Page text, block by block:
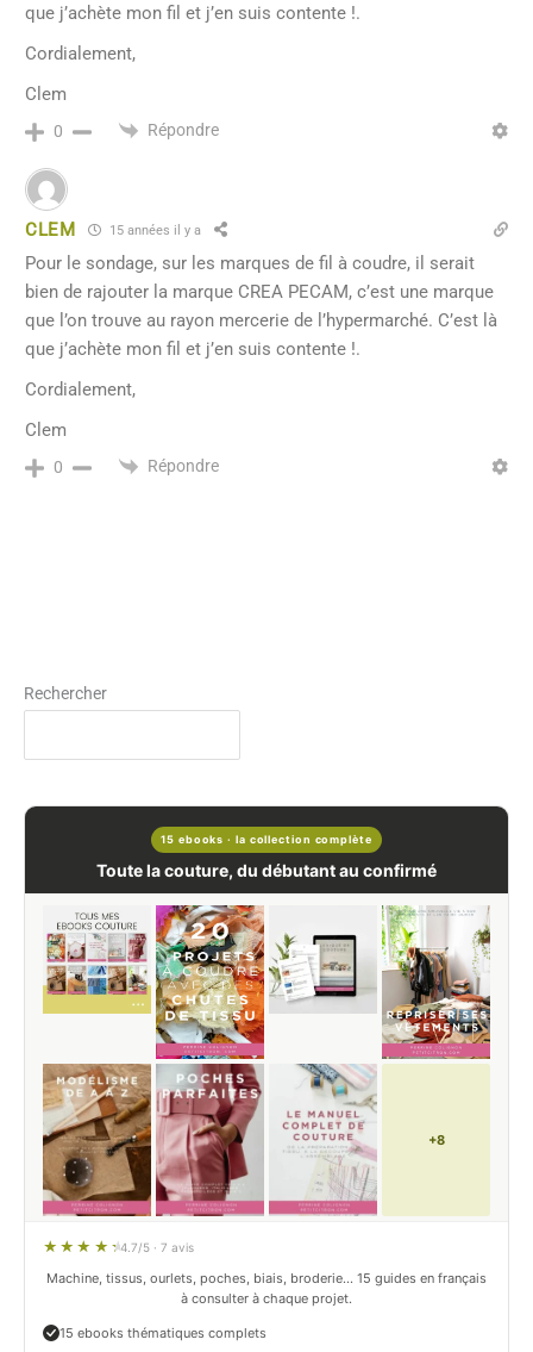
que j’achète mon fil et j’en suis contente !.
Cordialement,
Clem
0 Répondre
CLEM 15 années il y a
Pour le sondage, sur les marques de fil à coudre, il serait
bien de rajouter la marque CREA PECAM, c’est une marque
que l’on trouve au rayon mercerie de l’hypermarché. C’est là
que j’achète mon fil et j’en suis contente !.
Cordialement,
Clem
0 Répondre
Rechercher
15 ebooks · la collection complète
Toute la couture, du débutant au confirmé
+8
4.7/5 · 7 avis
Machine, tissus, ourlets, poches, biais, broderie… 15 guides en français
à consulter à chaque projet.
15 ebooks thématiques complets